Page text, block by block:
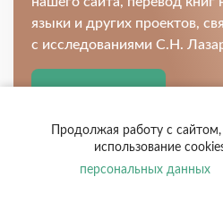
языки и других проектов,
с исследованиями С.Н.
Продолжая работу с
использование
персональных данных